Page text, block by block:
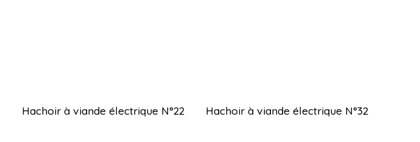
Hachoir à viande électrique N°22 Hachoir à viande électrique N°32